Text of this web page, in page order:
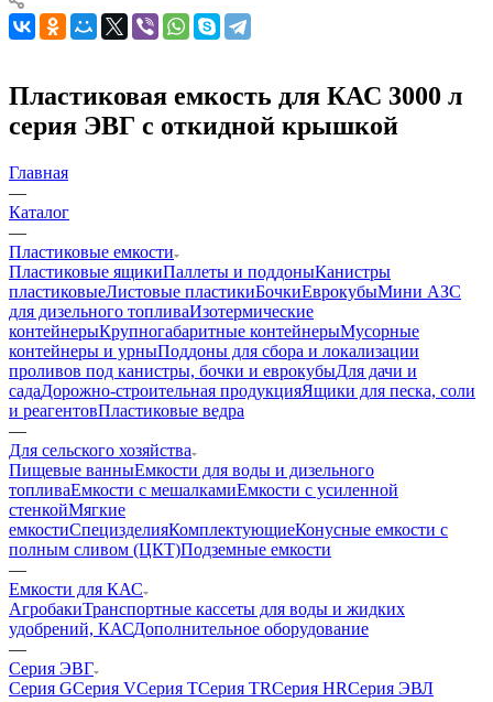
Пластиковая емкость для КАС 3000 л
серия ЭВГ с откидной крышкой
Главная
—
Каталог
—
Пластиковые емкости
Пластиковые ящикиПаллеты и поддоныКанистры
пластиковыеЛистовые пластикиБочкиЕврокубыМини АЗС
для дизельного топливаИзотермические
контейнерыКрупногабаритные контейнерыМусорные
контейнеры и урныПоддоны для сбора и локализации
проливов под канистры, бочки и еврокубыДля дачи и
садаДорожно-строительная продукцияЯщики для песка, соли
и реагентовПластиковые ведра
—
Для сельского хозяйства
Пищевые ванныЕмкости для воды и дизельного
топливаЕмкости с мешалкамиЕмкости с усиленной
стенкойМягкие
емкостиСпецизделияКомплектующиеКонусные емкости с
полным сливом (ЦКТ)Подземные емкости
—
Емкости для КАС
АгробакиТранспортные кассеты для воды и жидких
удобрений, КАСДополнительное оборудование
—
Серия ЭВГ
Серия GСерия VСерия TСерия TRСерия HRСерия ЭВЛ